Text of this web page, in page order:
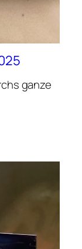
ganze